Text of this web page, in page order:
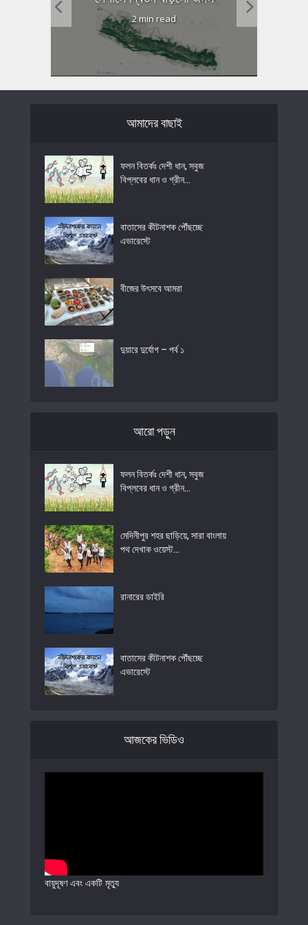
2 min read
আমাদের বাছাই
ফলন বিতর্কঃ দেশী ধান, সবুজ
বিপ্লবের ধান ও গ্রীন...
বাতাসের কীটনাশক পৌঁছচ্ছে
এভারেস্টে
বীজের উৎসবে আমরা
দুয়ারে দুর্যোগ – পর্ব ১
আরো পড়ুন
ফলন বিতর্কঃ দেশী ধান, সবুজ
বিপ্লবের ধান ও গ্রীন...
মেদিনীপুর শহর ছাড়িয়ে, সারা বাংলায়
পথ দেখাক ওয়েস্ট...
রানারের ডাইরি
বাতাসের কীটনাশক পৌঁছচ্ছে
এভারেস্টে
আজকের ভিডিও
বায়ুদূষণ এবং একটি মৃত্যু